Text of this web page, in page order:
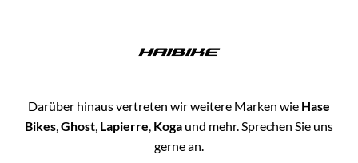
Darüber hinaus vertreten wir weitere Marken wie Hase
Bikes,Ghost, Lapierre, Koga und mehr. Sprechen Sie uns
gerne an.